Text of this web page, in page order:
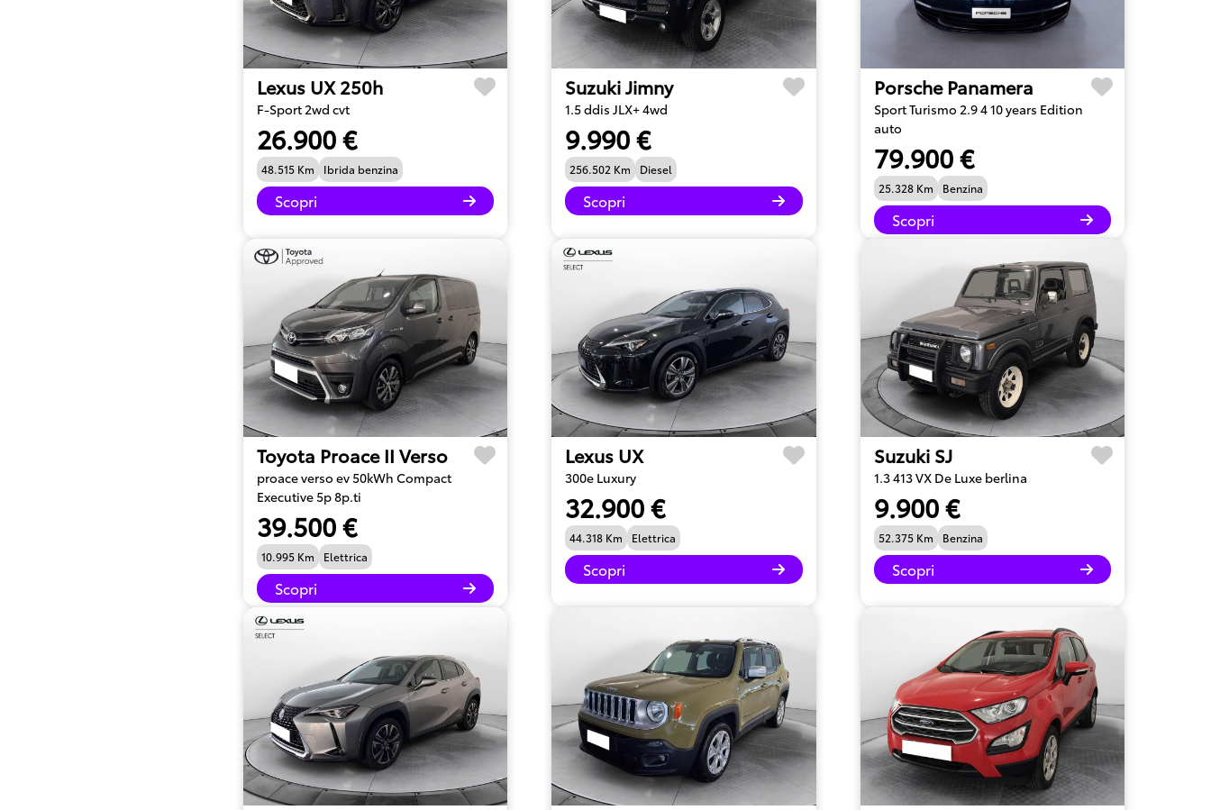
Lexus UX 250h
F-Sport 2wd cvt
26.900 €
48.515 Km Ibrida benzina
Scopri
Suzuki Jimny
1.5 ddis JLX+ 4wd
9.990 €
256.502 Km Diesel
Scopri
Porsche Panamera
Sport Turismo 2.9 4 10 years Edition
auto
79.900 €
25.328 Km Benzina
Scopri
Toyota Proace II Verso
proace verso ev 50kWh Compact
Executive 5p 8p.ti
39.500 €
10.995 Km Elettrica
Scopri
Lexus UX
300e Luxury
32.900 €
44.318 Km Elettrica
Scopri
Suzuki SJ
1.3 413 VX De Luxe berlina
9.900 €
52.375 Km Benzina
Scopri